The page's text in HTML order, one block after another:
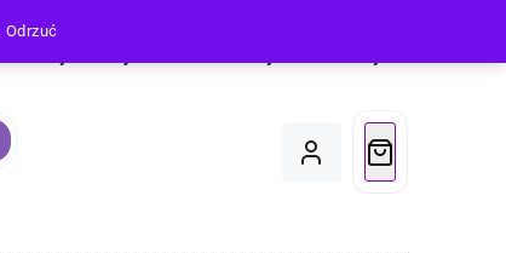
Odrzuć